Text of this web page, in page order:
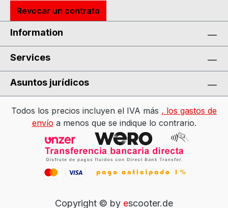
Revocar un contrato
Information
Services
Asuntos jurídicos
Todos los precios incluyen el IVA más , los gastos de
envío a menos que se indique lo contrario.
Copyright © by escooter.de